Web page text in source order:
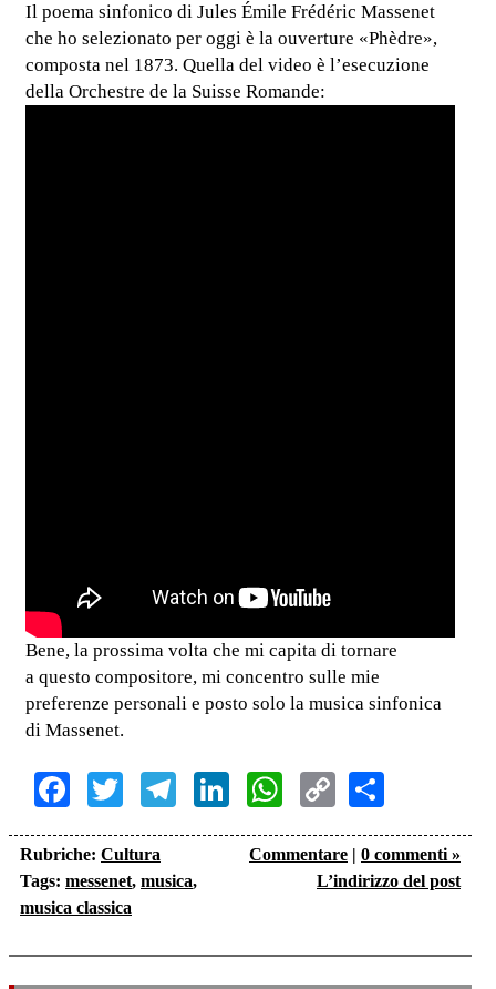
Il poema sinfonico di Jules Émile Frédéric Massenet
che ho selezionato per oggi è la ouverture «Phèdre»,
composta nel 1873. Quella del video è l’esecuzione
della Orchestre de la Suisse Romande:
Bene, la prossima volta che mi capita di tornare
a questo compositore, mi concentro sulle mie
preferenze personali e posto solo la musica sinfonica
di Massenet.
Facebook
TwitterTelegram
LinkedInWhatsApp
Copy
Link
Rubriche: Cultura
Tags: messenet, musica,
musica classica
Commentare | 0 commenti »
L’indirizzo del post